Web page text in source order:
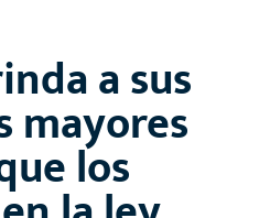
a sus
mayores
los